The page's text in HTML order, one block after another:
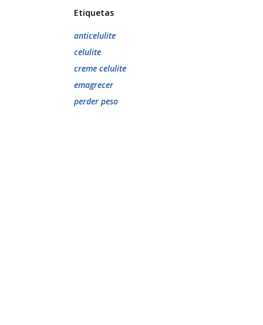
Etiquetas
anticelulite
celulite
creme celulite
emagrecer
perder peso